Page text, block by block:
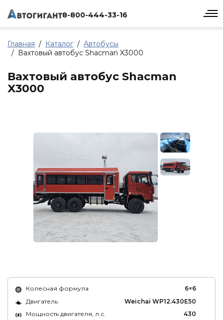
8-800-444-33-16
Главная Каталог
Автобусы
Вахтовый автобус Shacman X3000
Вахтовый автобус Shacman
X3000
Колесная формула
6×6
Двигатель
Weichai WP12.430E50
Мощность двигателя, л.с.
430